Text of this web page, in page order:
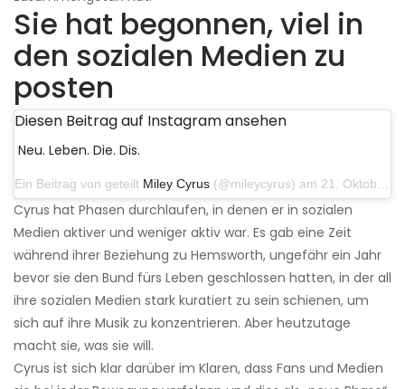
Sie hat begonnen, viel in
den sozialen Medien zu
posten
Diesen Beitrag auf Instagram ansehen
Neu. Leben. Die. Dis.
Ein Beitrag von geteilt Miley Cyrus (@mileycyrus) am 21. Oktober 2019 um 12:31 Uhr PDT
Cyrus hat Phasen durchlaufen, in denen er in sozialen
Medien aktiver und weniger aktiv war. Es gab eine Zeit
während ihrer Beziehung zu Hemsworth, ungefähr ein Jahr
bevor sie den Bund fürs Leben geschlossen hatten, in der all
ihre sozialen Medien stark kuratiert zu sein schienen, um
sich auf ihre Musik zu konzentrieren. Aber heutzutage
macht sie, was sie will.
Cyrus ist sich klar darüber im Klaren, dass Fans und Medien